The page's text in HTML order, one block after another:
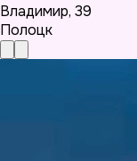
Владимир, 39
Полоцк